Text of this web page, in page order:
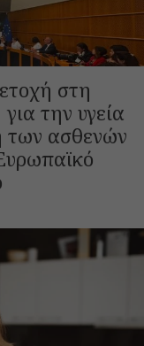
στη
την υγεία
των ασθενών